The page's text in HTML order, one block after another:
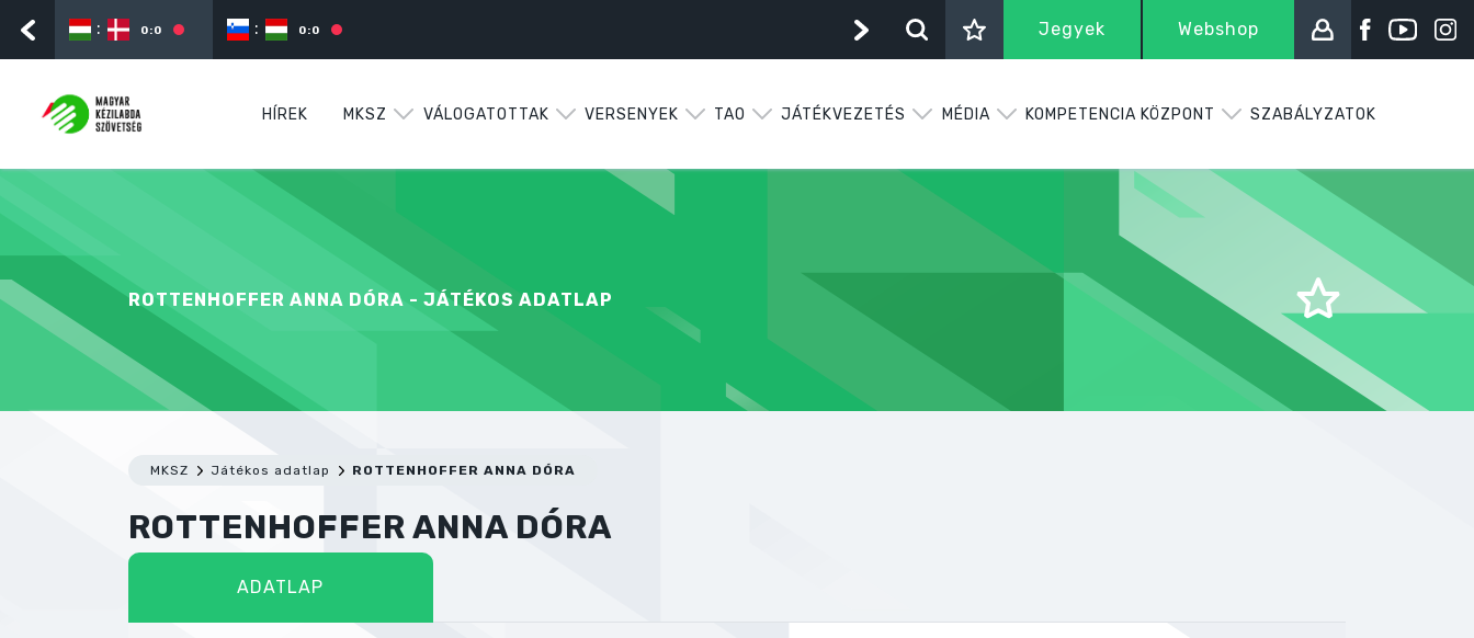
: 0:0 : 0:0 Jegyek Webshop
HÍREK MKSZ VÁLOGATOTTAK VERSENYEK TAO JÁTÉKVEZETÉS MÉDIA KOMPETENCIA KÖZPONT SZABÁLYZATOK
ROTTENHOFFER ANNA DÓRA - JÁTÉKOS ADATLAP
MKSZ Játékos adatlap ROTTENHOFFER ANNA DÓRA
ROTTENHOFFER ANNA DÓRA
ADATLAP